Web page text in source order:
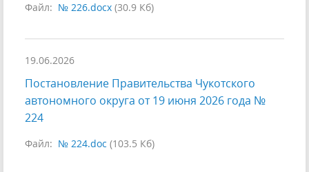
Файл: № 226.docx (30.9 Кб)
19.06.2026
Постановление Правительства Чукотского
автономного округа от 19 июня 2026 года №
224
Файл: № 224.doc (103.5 Кб)